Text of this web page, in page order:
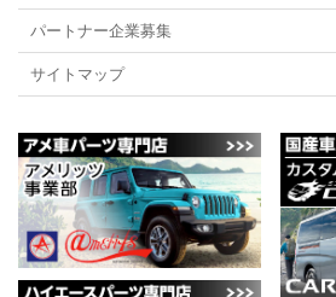
パートナー企業募集
サイトマップ